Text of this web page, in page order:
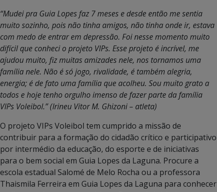
“Mudei pra Guia Lopes faz 7 meses e desde então me sentia
muito sozinho, pois não tinha amigos, não tinha onde ir, estava
com medo de entrar em depressão. Foi nesse momento muito
difícil que conheci o projeto VIPs. Esse projeto é incrível, me
ajudou muito, fiz muitas amizades nele, nos tornamos uma
família nele. Não é só jogo, rivalidade, é também alegria,
energia; é de fato uma família que acolheu. Sou muito grato a
todos e hoje tenho orgulho imenso de fazer parte da família
VIPs Voleibol.” (Irineu Vitor M. Ghizoni – atleta)
O projeto VIPs Voleibol tem cumprido a missão de
contribuir para a formação do cidadão crítico e participativo
por intermédio da educação, do esporte e de iniciativas
para o bem social em Guia Lopes da Laguna. Procure a
escola estadual Salomé de Melo Rocha ou a professora
Thaismila Ferreira em Guia Lopes da Laguna para conhecer